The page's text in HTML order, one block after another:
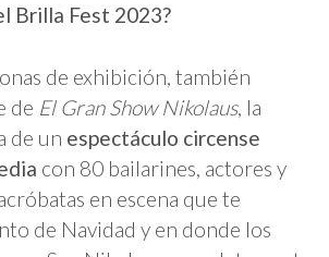
Brilla Fest 2023?
de exhibición, también
de El Gran Show Nikolaus, la
de un espectáculo circense
con 80 bailarines, actores y
en escena que te
de Navidad y en donde los